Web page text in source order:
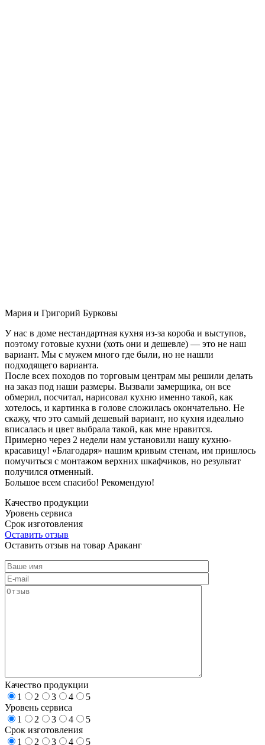
Мария и Григорий Бурковы
У нас в доме нестандартная кухня из-за короба и выступов,
поэтому готовые кухни (хоть они и дешевле) — это не наш
вариант. Мы с мужем много где были, но не нашли
подходящего варианта.
После всех походов по торговым центрам мы решили делать
на заказ под наши размеры. Вызвали замерщика, он все
обмерил, посчитал, нарисовал кухню именно такой, как
хотелось, и картинка в голове сложилась окончательно. Не
скажу, что это самый дешевый вариант, но кухня идеально
вписалась и цвет выбрала такой, как мне нравится.
Примерно через 2 недели нам установили нашу кухню-
красавицу! «Благодаря» нашим кривым стенам, им пришлось
помучиться с монтажом верхних шкафчиков, но результат
получился отменный.
Большое всем спасибо! Рекомендую!
Качество продукции
Уровень сервиса
Срок изготовления
Оставить отзыв
Оставить отзыв на товар Араканг
Качество продукции
1
2 3 4
5
Уровень сервиса
1
2 3 4
5
Срок изготовления
1
2 3 4
5